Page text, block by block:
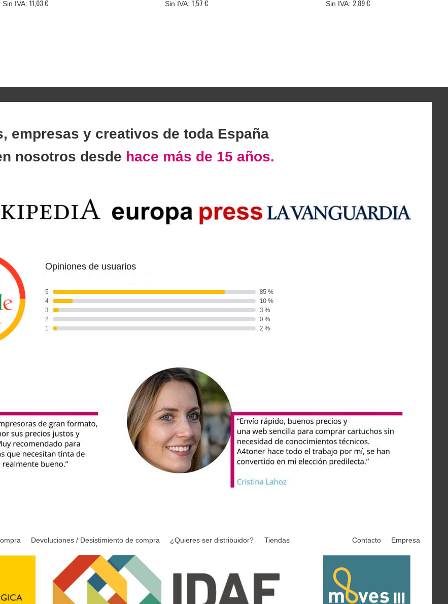
11,03 € 1,57 € 2,89 €
empresas y creativos de toda España
nosotros desde hace más de 15 años.
Devoluciones / Desistimiento de compra ¿Quieres ser distribuidor? Tiendas Contacto Empresa